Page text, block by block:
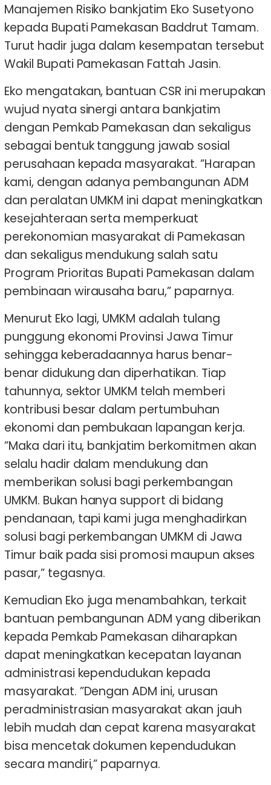
Manajemen Risiko bankjatim Eko Susetyono
kepada Bupati Pamekasan Baddrut Tamam.
Turut hadir juga dalam kesempatan tersebut
Wakil Bupati Pamekasan Fattah Jasin.
Eko mengatakan, bantuan CSR ini merupakan
wujud nyata sinergi antara bankjatim
dengan Pemkab Pamekasan dan sekaligus
sebagai bentuk tanggung jawab sosial
perusahaan kepada masyarakat. ”Harapan
kami, dengan adanya pembangunan ADM
dan peralatan UMKM ini dapat meningkatkan
kesejahteraan serta memperkuat
perekonomian masyarakat di Pamekasan
dan sekaligus mendukung salah satu
Program Prioritas Bupati Pamekasan dalam
pembinaan wirausaha baru,” paparnya.
Menurut Eko lagi, UMKM adalah tulang
punggung ekonomi Provinsi Jawa Timur
sehingga keberadaannya harus benar-
benar didukung dan diperhatikan. Tiap
tahunnya, sektor UMKM telah memberi
kontribusi besar dalam pertumbuhan
ekonomi dan pembukaan lapangan kerja.
”Maka dari itu, bankjatim berkomitmen akan
selalu hadir dalam mendukung dan
memberikan solusi bagi perkembangan
UMKM. Bukan hanya support di bidang
pendanaan, tapi kami juga menghadirkan
solusi bagi perkembangan UMKM di Jawa
Timur baik pada sisi promosi maupun akses
pasar,” tegasnya.
Kemudian Eko juga menambahkan, terkait
bantuan pembangunan ADM yang diberikan
kepada Pemkab Pamekasan diharapkan
dapat meningkatkan kecepatan layanan
administrasi kependudukan kepada
masyarakat. ”Dengan ADM ini, urusan
peradministrasian masyarakat akan jauh
lebih mudah dan cepat karena masyarakat
bisa mencetak dokumen kependudukan
secara mandiri,” paparnya.